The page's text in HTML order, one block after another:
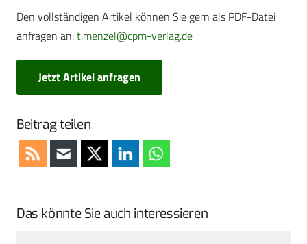
Den vollständigen Artikel können Sie gern als PDF-Datei
anfragen an:t.menzel@cpm-verlag.de
Jetzt Artikel anfragen
Beitrag teilen
Das könnte Sie auch interessieren